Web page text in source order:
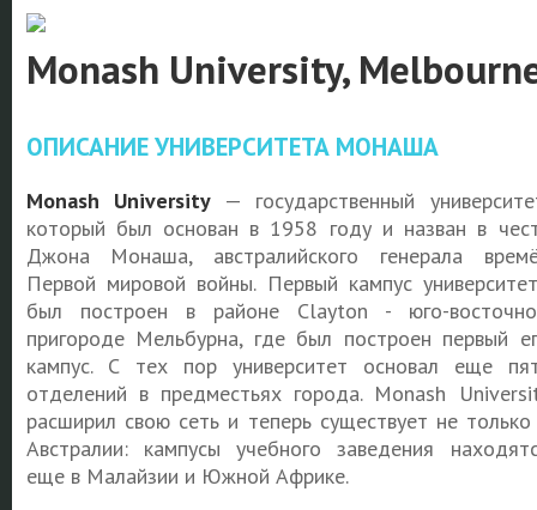
Monash University,
ОПИСАНИЕ УНИВЕРСИТЕТА МОНАША
Monash University — государственный
который был основан в 1958 году и назван в
Джона Монаша, австралийского генерала
Первой мировой войны. Первый кампус
был построен в районе Clayton - юго-
пригороде Мельбурна, где был построен первый
кампус. С тех пор университет основал еще
отделений в предместьях города. Monash
расширил свою сеть и теперь существует не
Австралии: кампусы учебного заведения
еще в Малайзии и Южной Африке.